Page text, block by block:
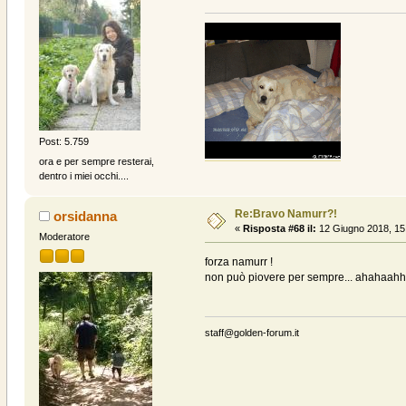
Post: 5.759
ora e per sempre resterai,
dentro i miei occhi....
orsidanna
Moderatore
Re:Bravo Namurr?!
« Risposta #68 il: 12 Giugno 2018,
forza namurr !
non può piovere per sempre...
staff@golden-forum.it